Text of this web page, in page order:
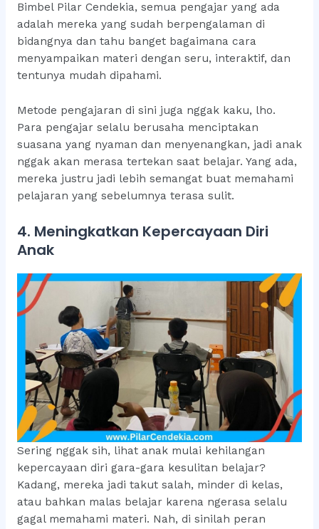
Bimbel Pilar Cendekia, semua pengajar yang ada
adalah mereka yang sudah berpengalaman di
bidangnya dan tahu banget bagaimana cara
menyampaikan materi dengan seru, interaktif, dan
tentunya mudah dipahami.
Metode pengajaran di sini juga nggak kaku, lho.
Para pengajar selalu berusaha menciptakan
suasana yang nyaman dan menyenangkan, jadi anak
nggak akan merasa tertekan saat belajar. Yang ada,
mereka justru jadi lebih semangat buat memahami
pelajaran yang sebelumnya terasa sulit.
4. Meningkatkan Kepercayaan Diri
Anak
Sering nggak sih, lihat anak mulai kehilangan
kepercayaan diri gara-gara kesulitan belajar?
Kadang, mereka jadi takut salah, minder di kelas,
atau bahkan malas belajar karena ngerasa selalu
gagal memahami materi. Nah, di sinilah peran